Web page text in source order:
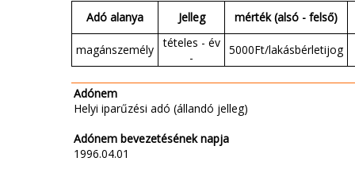
Adó alanya Jelleg mérték (alsó - felső)
magánszemély
tételes - év
-
5000Ft/lakásbérletijog
Adónem
Helyi iparűzési adó (állandó jelleg)
Adónem bevezetésének napja
1996.04.01